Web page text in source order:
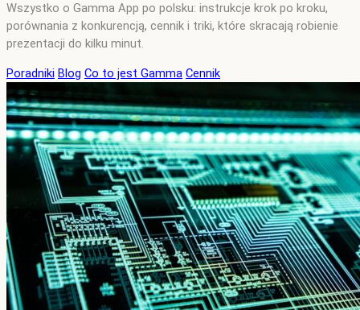
Wszystko o Gamma App po polsku: instrukcje krok po kroku,
porównania z konkurencją, cennik i triki, które skracają robienie
prezentacji do kilku minut.
Poradniki Blog Co to jest Gamma Cennik